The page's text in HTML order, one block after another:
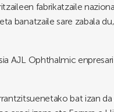
fabrikatzaile
banatzaile sare zabala
AJL Ophthalmic
bat izan da